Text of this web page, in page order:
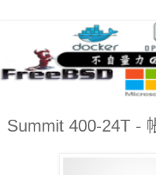
Summit 400-24T -